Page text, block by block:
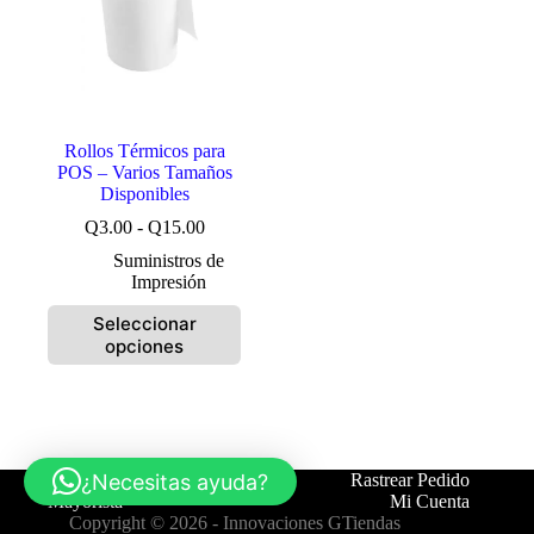
Rollos Térmicos para
POS – Varios Tamaños
Disponibles
Q3.00 - Q15.00Rango
precios:
desde
Q3.00
Suministros de
Impresión
Seleccionar
opciones
Este
producto
tiene
se
pueden
elegir
en
Tienda Contáctanos
Rastrear Pedido
Mayorista
Mi Cuenta
Copyright © 2026 - Innovaciones GTiendas
¿Necesitas ayuda?